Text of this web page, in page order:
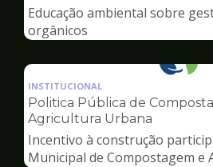
Meio
Educação ambiental sobre
orgânicos
Meio
INSTITUCIONAL
Politica Pública de
Agricultura Urbana
Incentivo à construção
Municipal de Compostagem e